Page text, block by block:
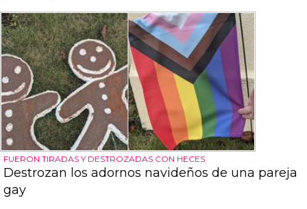
FUERON TIRADAS Y DESTROZADAS CON HECES
Destrozan los adornos navideños de una pareja
gay